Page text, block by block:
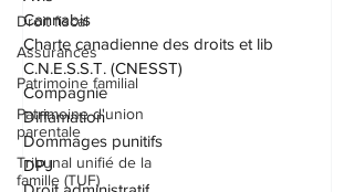
Droit fiscal
Assurances
Patrimoine familial
Patrimoine d'union
parentale
Tribunal unifié de la
famille (TUF)
Autorité parentale
Avis
Cannabis
Charte canadienne des droits et lib
C.N.E.S.S.T. (CNESST)
Compagnie
Diffamation
Dommages punitifs